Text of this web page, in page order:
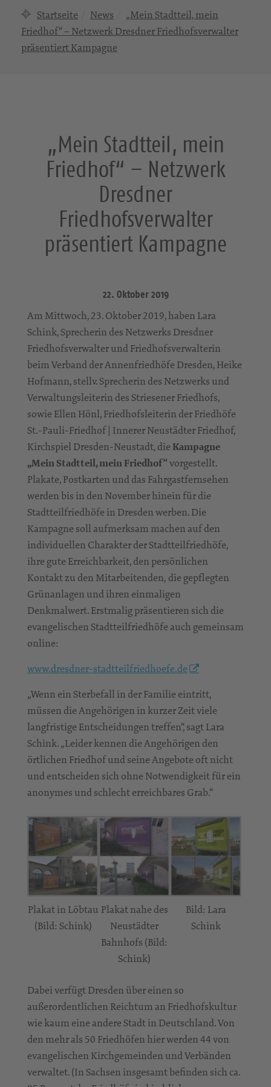
Startseite News
„Mein Stadtteil, mein
Friedhof“ – Netzwerk Dresdner Friedhofsverwalter
präsentiert Kampagne
„Mein Stadtteil, mein
Friedhof“ – Netzwerk
Dresdner
Friedhofsverwalter
präsentiert Kampagne
22. Oktober 2019
Am Mittwoch, 23. Oktober 2019, haben Lara
Schink, Sprecherin des Netzwerks Dresdner
Friedhofsverwalter und Friedhofsverwalterin
beim Verband der Annenfriedhöfe Dresden, Heike
Hofmann, stellv. Sprecherin des Netzwerks und
Verwaltungsleiterin des Striesener Friedhofs,
sowie Ellen Hönl, Friedhofsleiterin der Friedhöfe
St.-Pauli-Friedhof | Innerer Neustädter Friedhof,
Kirchspiel Dresden-Neustadt, dieKampagne
„Mein Stadtteil, mein Friedhof“vorgestellt.
Plakate, Postkarten und das Fahrgastfernsehen
werden bis in den November hinein für die
Stadtteilfriedhöfe in Dresden werben. Die
Kampagne soll aufmerksam machen auf den
individuellen Charakter der Stadtteilfriedhöfe,
ihre gute Erreichbarkeit, den persönlichen
Kontakt zu den Mitarbeitenden, die gepflegten
Grünanlagen und ihren einmaligen
Denkmalwert. Erstmalig präsentieren sich die
evangelischen Stadtteilfriedhöfe auch gemeinsam
online:
www.dresdner-stadtteilfriedhoefe.de
„Wenn ein Sterbefall in der Familie eintritt,
müssen die Angehörigen in kurzer Zeit viele
langfristige Entscheidungen treffen“, sagt Lara
Schink. „Leider kennen die Angehörigen den
örtlichen Friedhof und seine Angebote oft nicht
und entscheiden sich ohne Notwendigkeit für ein
anonymes und schlecht erreichbares Grab.“
Plakat in Löbtau
(Bild: Schink)
Plakat nahe des
Neustädter
Bahnhofs (Bild:
Schink)
Bild: Lara
Schink
Dabei verfügt Dresden über einen so
außerordentlichen Reichtum an Friedhofskultur
wie kaum eine andere Stadt in Deutschland. Von
den mehr als 50 Friedhöfen hier werden 44 von
evangelischen Kirchgemeinden und Verbänden
verwaltet. (In Sachsen insgesamt befinden sich ca.